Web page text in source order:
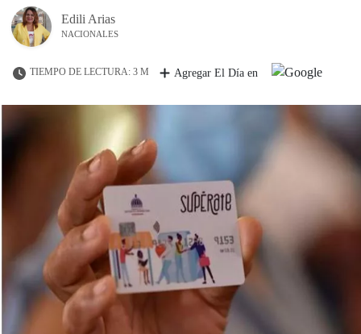
Edili Arias
NACIONALES
TIEMPO DE LECTURA: 3 M Agregar El Día en